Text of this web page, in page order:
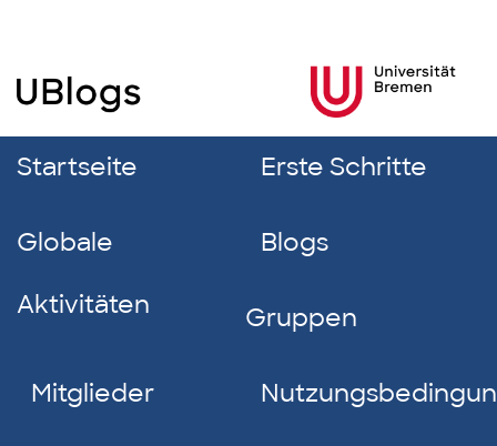
Startseite Erste Schritte
Globale
Aktivitäten
Blogs
Gruppen
Mitglieder